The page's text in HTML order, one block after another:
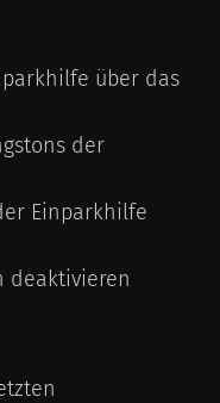
über das
der
Einparkhilfe
deaktivieren